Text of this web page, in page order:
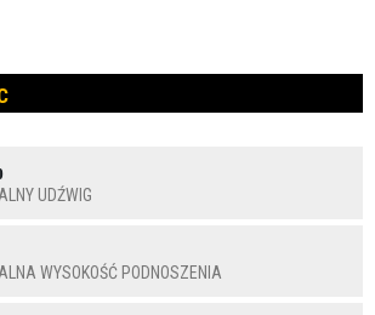
UDŹWIG
WYSOKOŚĆ PODNOSZENIA